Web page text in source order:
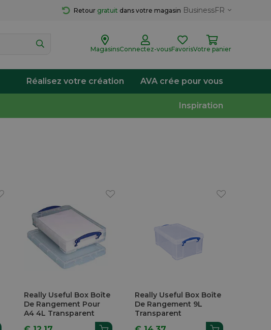
Retour gratuit dans votre magasin BusinessFR
MagasinsConnectez-vousFavorisVotre panier
Réalisez votre création AVA crée pour vous
Inspiration
Really Useful Box Boîte
De Rangement Pour
A4 4L Transparent
Really Useful Box Boîte
De Rangement 9L
Transparent